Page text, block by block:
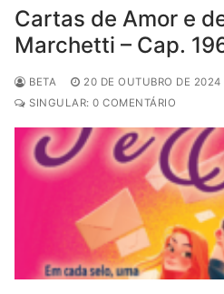
Cartas de Amor e
Marchetti – Cap.
BETA 20 DE OUTUBRO DE 2024
SINGULAR: 0 COMENTÁRIO